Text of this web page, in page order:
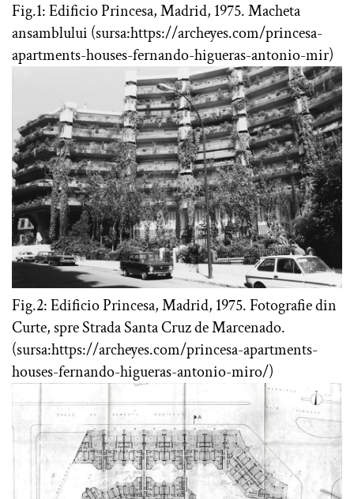
Fig.1: Edificio Princesa, Madrid, 1975. Macheta
ansamblului (sursa:https://archeyes.com/princesa-
apartments-houses-fernando-higueras-antonio-mir)
Fig.2: Edificio Princesa, Madrid, 1975. Fotografie din
Curte, spre Strada Santa Cruz de Marcenado.
(sursa:https://archeyes.com/princesa-apartments-
houses-fernando-higueras-antonio-miro/)